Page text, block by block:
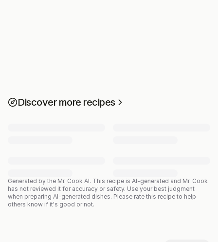
Discover more recipes
Generated by the Mr. Cook AI. This recipe is AI-generated and Mr. Cook
has not reviewed it for accuracy or safety. Use your best judgment
when preparing AI-generated dishes. Please rate this recipe to help
others know if it's good or not.